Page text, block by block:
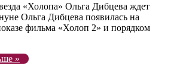
«Холопа» Ольга Дибцева ждет
Ольга Дибцева появилась на
фильма «Холоп 2» и порядком
»